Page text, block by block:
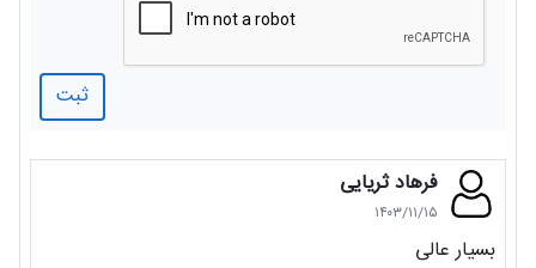
ثبت
فرهاد ثریایی
۱۴۰۳/۱۱/۱۵
بسیار عالی